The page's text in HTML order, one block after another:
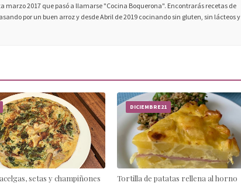
2017 que pasó a llamarse "Cocina Boquerona". Encontrarás recetas de
por un buen arroz y desde Abril de 2019 cocinando sin gluten, sin lácteos y
setas y champiñones
DICIEMBRE21
Tortilla de patatas rellena al horno